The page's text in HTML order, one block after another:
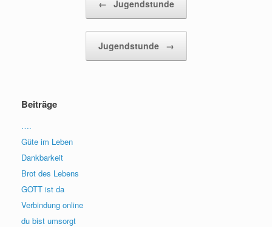
← Jugendstunde
Jugendstunde →
Beiträge
….
Güte im Leben
Dankbarkeit
Brot des Lebens
GOTT ist da
Verbindung online
du bist umsorgt